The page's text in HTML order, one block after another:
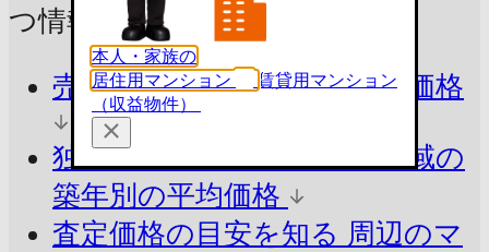
つ情報をチェック！
売ったらいくら？参考査定価格
独自ロジックで算出同じ地域の
築年別の平均価格
査定価格の目安を知る 周辺のマ
本人・家族の
居住用マンション
賃貸用マンション
（収益物件）